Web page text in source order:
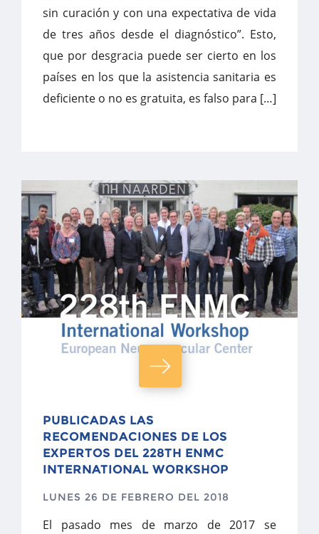
sin curación y con una expectativa de vida
de tres años desde el diagnóstico”. Esto,
que por desgracia puede ser cierto en los
países en los que la asistencia sanitaria es
deficiente o no es gratuita, es falso para […]
PUBLICADAS LAS
RECOMENDACIONES DE LOS
EXPERTOS DEL 228TH ENMC
INTERNATIONAL WORKSHOP
LUNES 26 DE FEBRERO DEL 2018
El pasado mes de marzo de 2017 se